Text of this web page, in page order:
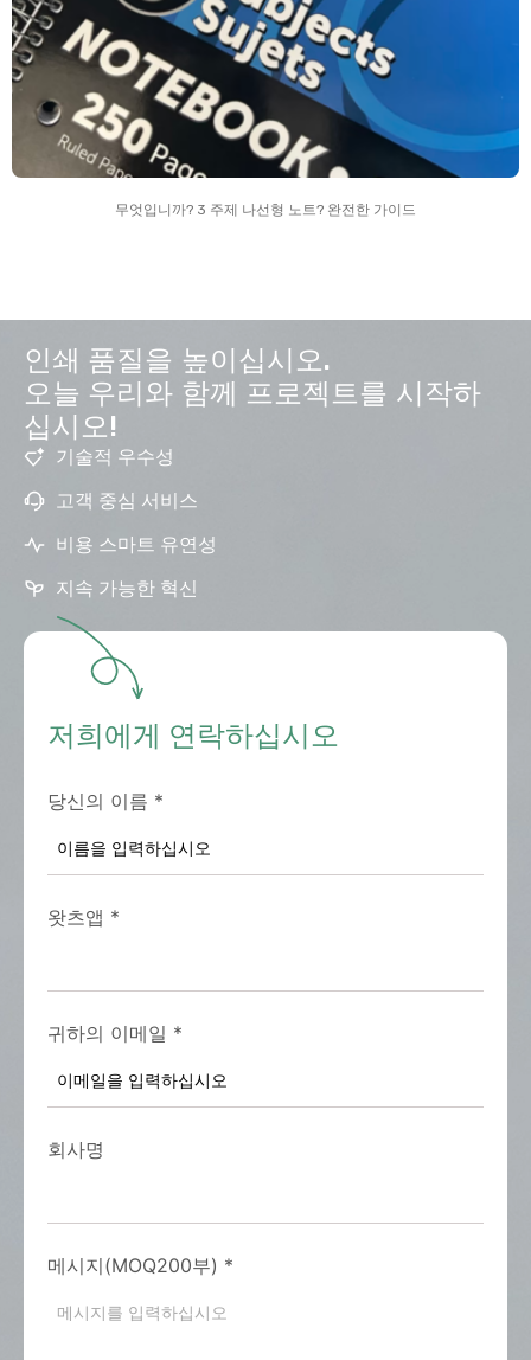
무엇입니까? 3 주제 나선형 노트? 완전한 가이드
인쇄 품질을 높이십시오.
오늘 우리와 함께 프로젝트를 시작하
십시오!
기술적 우수성
고객 중심 서비스
비용 스마트 유연성
지속 가능한 혁신
저희에게 연락하십시오
당신의 이름 *
왓츠앱 *
귀하의 이메일 *
회사명
메시지(MOQ200부) *